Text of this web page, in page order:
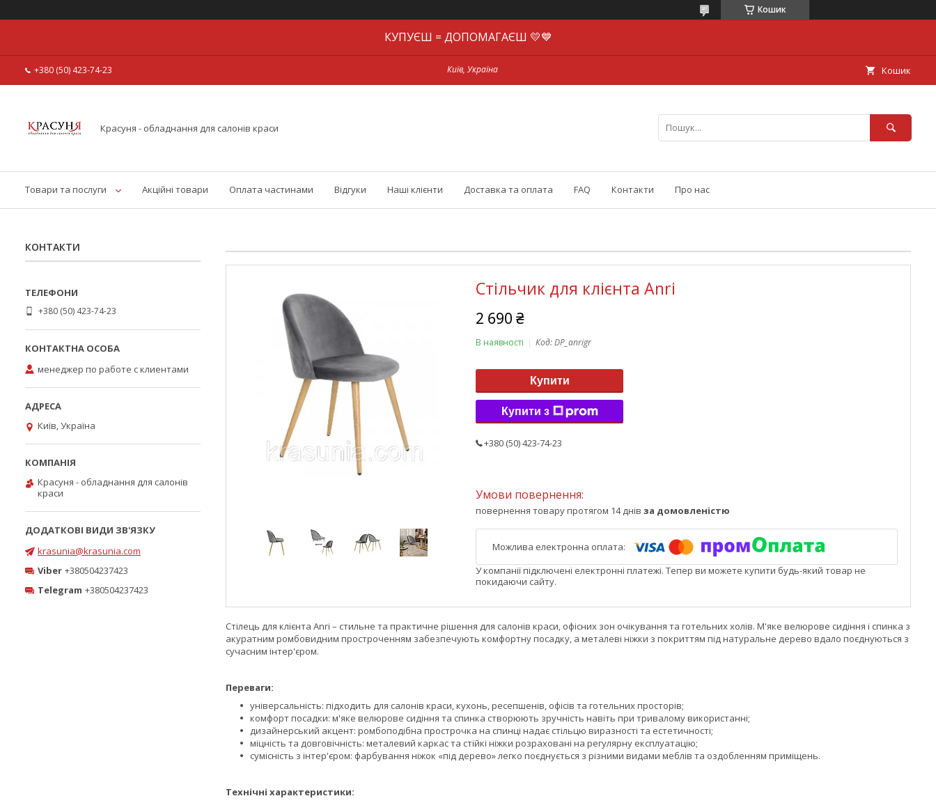
Кошик
КУПУЄШ = ДОПОМАГАЄШ 💛💙
+380 (50) 423-74-23 Київ, Україна Кошик
Красуня - обладнання для салонів краси
Товари та послуги Акційні товари Оплата частинами Відгуки Наші клієнти Доставка та оплата FAQ Контакти Про нас
Стільчик для клієнта Anri
2 690 ₴
В наявності Код:DP_anrigr
Купити
Купити з
+380 (50) 423-74-23
повернення товару протягом 14 днів за домовленістю
У компанії підключені електронні платежі. Тепер ви можете купити будь-який товар не
покидаючи сайту.
Стілець для клієнта Anri – стильне та практичне рішення для салонів краси, офісних зон очікування та готельних холів. М'яке велюрове сидіння і спинка з
акуратним ромбовидним простроченням забезпечують комфортну посадку, а металеві ніжки з покриттям під натуральне дерево вдало поєднуються з
сучасним інтер'єром.
Переваги:
універсальність: підходить для салонів краси, кухонь, ресепшенів, офісів та готельних просторів;
комфорт посадки: м'яке велюрове сидіння та спинка створюють зручність навіть при тривалому використанні;
дизайнерський акцент: ромбоподібна прострочка на спинці надає стільцю виразності та естетичності;
міцність та довговічність: металевий каркас та стійкі ніжки розраховані на регулярну експлуатацію;
сумісність з інтер'єром: фарбування ніжок «під дерево» легко поєднується з різними видами меблів та оздобленням приміщень.
Технічні характеристики:
КОНТАКТИ
+380 (50) 423-74-23
менеджер по работе с клиентами
Київ, Україна
Красуня - обладнання для салонів
краси
krasunia@krasunia.com
Viber +380504237423
Telegram +380504237423